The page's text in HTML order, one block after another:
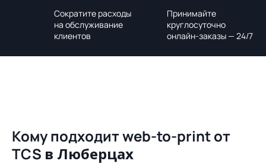
Сократите расходы
на обслуживание
клиентов
Принимайте
круглосуточно
онлайн-заказы — 24/7
Кому подходит web-to-print от
TCS в Люберцах